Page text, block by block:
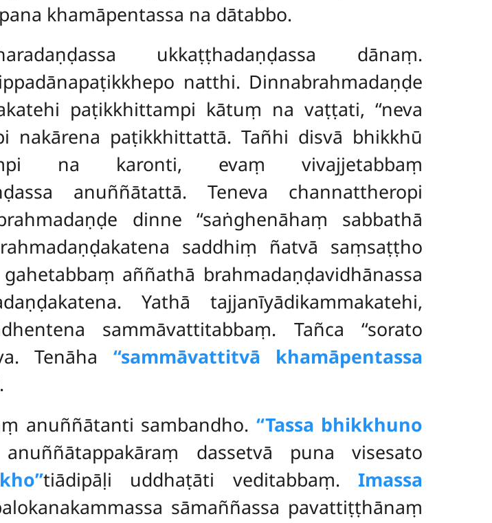
khamāpentassa na dātabbo.
ukkaṭṭhadaṇḍassa dānaṃ.
natthi. Dinnabrahmadaṇḍe
paṭikkhittampi kātuṃ na vaṭṭati, ‘‘neva
nakārena paṭikkhittattā. Tañhi disvā bhikkhū
na karonti, evaṃ vivajjetabbaṃ
anuññātattā. Teneva channattheropi
dinne ‘‘saṅghenāhaṃ sabbathā
saddhiṃ ñatvā saṃsaṭṭho
aññathā brahmadaṇḍavidhānassa
Yathā tajjanīyādikammakatehi,
sammāvattitabbaṃ. Tañca ‘‘sorato
Tenāha ‘‘sammāvattitvā khamāpentassa
anuññātanti sambandho. ‘‘Tassa bhikkhuno
dassetvā puna visesato
tiādipāḷi uddhaṭāti veditabbaṃ.Imassa
sāmaññassa pavattiṭṭhānaṃ